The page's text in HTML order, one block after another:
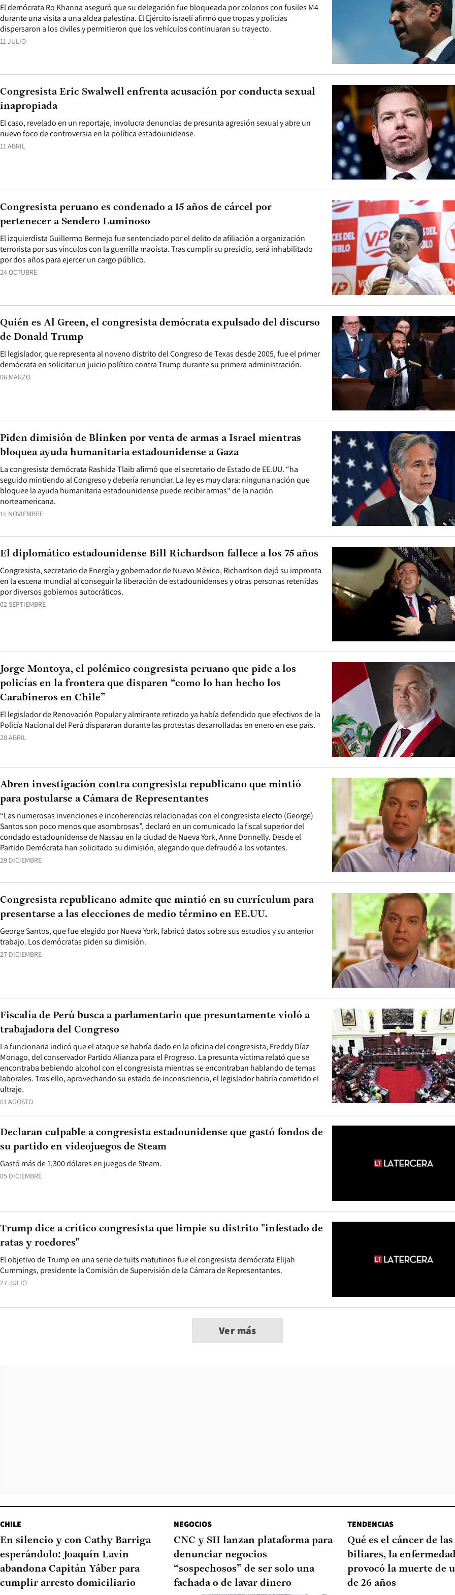
11 JULIO
El demócrata Ro Khanna aseguró que su delegación fue bloqueada por colonos con fusiles M4
durante una visita a una aldea palestina. El Ejército israelí afirmó que tropas y policías
dispersaron a los civiles y permitieron que los vehículos continuaran su trayecto.
11 ABRIL
El caso, revelado en un reportaje, involucra denuncias de presunta agresión sexual y abre un
nuevo foco de controversia en la política estadounidense.
Congresista Eric Swalwell enfrenta acusación por conducta sexual
inapropiada
24 OCTUBRE
El izquierdista Guillermo Bermejo fue sentenciado por el delito de afiliación a organización
terrorista por sus vínculos con la guerrilla maoísta. Tras cumplir su presidio, será inhabilitado
por dos años para ejercer un cargo público.
Congresista peruano es condenado a 15 años de cárcel por
pertenecer a Sendero Luminoso
06 MARZO
El legislador, que representa al noveno distrito del Congreso de Texas desde 2005, fue el primer
demócrata en solicitar un juicio político contra Trump durante su primera administración.
Quién es Al Green, el congresista demócrata expulsado del discurso
de Donald Trump
15 NOVIEMBRE
La congresista demócrata Rashida Tlaib afirmó que el secretario de Estado de EE.UU. “ha
seguido mintiendo al Congreso y debería renunciar. La ley es muy clara: ninguna nación que
bloquee la ayuda humanitaria estadounidense puede recibir armas" de la nación
norteamericana.
Piden dimisión de Blinken por venta de armas a Israel mientras
bloquea ayuda humanitaria estadounidense a Gaza
02 SEPTIEMBRE
Congresista, secretario de Energía y gobernador de Nuevo México, Richardson dejó su impronta
en la escena mundial al conseguir la liberación de estadounidenses y otras personas retenidas
por diversos gobiernos autocráticos.
El diplomático estadounidense Bill Richardson fallece a los 75 años
28 ABRIL
El legislador de Renovación Popular y almirante retirado ya había defendido que efectivos de la
Policía Nacional del Perú dispararan durante las protestas desarrolladas en enero en ese país.
Jorge Montoya, el polémico congresista peruano que pide a los
policías en la frontera que disparen “como lo han hecho los
Carabineros en Chile”
29 DICIEMBRE
“Las numerosas invenciones e incoherencias relacionadas con el congresista electo (George)
Santos son poco menos que asombrosas”, declaró en un comunicado la fiscal superior del
condado estadounidense de Nassau en la ciudad de Nueva York, Anne Donnelly. Desde el
Partido Demócrata han solicitado su dimisión, alegando que defraudó a los votantes.
Abren investigación contra congresista republicano que mintió
para postularse a Cámara de Representantes
27 DICIEMBRE
George Santos, que fue elegido por Nueva York, fabricó datos sobre sus estudios y su anterior
trabajo. Los demócratas piden su dimisión.
Congresista republicano admite que mintió en su currículum para
presentarse a las elecciones de medio término en EE.UU.
01 AGOSTO
La funcionaria indicó que el ataque se habría dado en la oficina del congresista, Freddy Díaz
Monago, del conservador Partido Alianza para el Progreso. La presunta víctima relató que se
encontraba bebiendo alcohol con el congresista mientras se encontraban hablando de temas
laborales. Tras ello, aprovechando su estado de inconsciencia, el legislador habría cometido el
ultraje.
Fiscalía de Perú busca a parlamentario que presuntamente violó a
trabajadora del Congreso
05 DICIEMBRE
Gastó más de 1,300 dólares en juegos de Steam.
Declaran culpable a congresista estadounidense que gastó fondos de
su partido en videojuegos de Steam
27 JULIO
El objetivo de Trump en una serie de tuits matutinos fue el congresista demócrata Elijah
Cummings, presidente la Comisión de Supervisión de la Cámara de Representantes.
Trump dice a crítico congresista que limpie su distrito "infestado de
ratas y roedores"
Ver más
CHILE
En silencio y con Cathy Barriga
esperándolo: Joaquín Lavín
abandona Capitán Yáber para
cumplir arresto domiciliario
NEGOCIOS
CNC y SII lanzan plataforma para
denunciar negocios
“sospechosos” de ser solo una
fachada o de lavar dinero
TENDENCIAS
Qué es el cáncer de
biliares, la
provocó la muerte de
de 26 años